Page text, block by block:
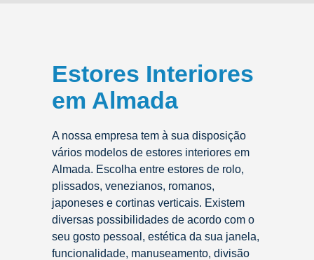
Estores Interiores
em Almada
A nossa empresa tem à sua disposição
vários modelos de estores interiores em
Almada. Escolha entre estores de rolo,
plissados, venezianos, romanos,
japoneses e cortinas verticais. Existem
diversas possibilidades de acordo com o
seu gosto pessoal, estética da sua janela,
funcionalidade, manuseamento, divisão